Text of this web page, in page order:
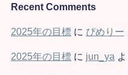
イ
Recent Comments
2025年の目標に ぴめりー
2025年の目標に jun_ya よ